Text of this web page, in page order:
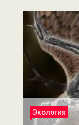
Экология